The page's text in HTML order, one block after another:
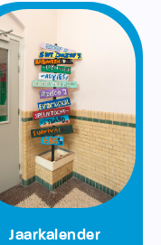
Jaarkalender